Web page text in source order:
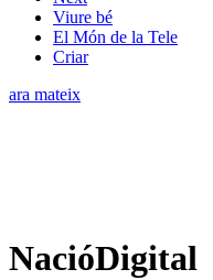
Viure bé
El Món de la Tele
Criar
ara mateix
NacióDigital